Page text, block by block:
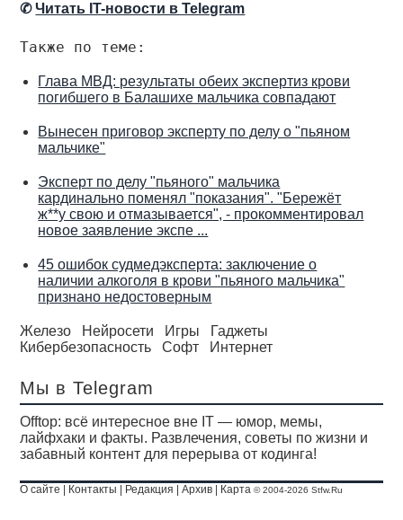
✆Читать IT-новости в Telegram
Также по теме:
Глава МВД: результаты обеих экспертиз крови
погибшего в Балашихе мальчика совпадают
Вынесен приговор эксперту по делу о "пьяном
мальчике"
Эксперт по делу "пьяного" мальчика
кардинально поменял "показания". "Бережёт
ж**у свою и отмазывается", - прокомментировал
новое заявление экспе ...
45 ошибок судмедэксперта: заключение о
наличии алкоголя в крови "пьяного мальчика"
признано недостоверным
Железо Нейросети Игры
Гаджеты
Кибербезопасность
Софт Интернет
Мы в Telegram
Offtop: всё интересное вне IT — юмор, мемы,
лайфхаки и факты. Развлечения, советы по жизни и
забавный контент для перерыва от кодинга!
О сайте Контакты Редакция |Архив Карта © 2004-2026 Stfw.Ru